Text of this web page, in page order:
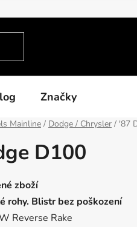
Značky
Mainline / Dodge / Chrysler / '87
D100
zboží
rohy. Blistr bez poškození
Reverse Rake